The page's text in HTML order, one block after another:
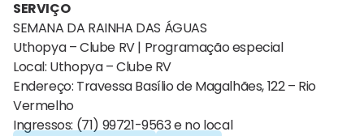
SERVIÇO
SEMANA DA RAINHA DAS ÁGUAS
Uthopya – Clube RV | Programação especial
Local: Uthopya – Clube RV
Endereço: Travessa Basílio de Magalhães, 122 – Rio
Vermelho
Ingressos: (71) 99721-9563 e no local